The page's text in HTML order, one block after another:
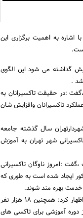
به اهمیت برگزاری این
گذاشته می شود این الگوی
.
:در حقیقت تاکسیرانان به
تاکسیرانان وافزایش شان
سال گذشته جامعه
شهر تهران به آموزش
:امروز ناوگان تاکسیرانی
ایجاد شده است به طوری که
خدمت بهره مند شوند.
وی با بیان اینکه سال گذشته 53 هزار تاکسیران آموزش حرفه ای خط سفید را گذراندند، اظهار کرد: همچنین 18 هزار نفر
آموزشی برای تاکسی های